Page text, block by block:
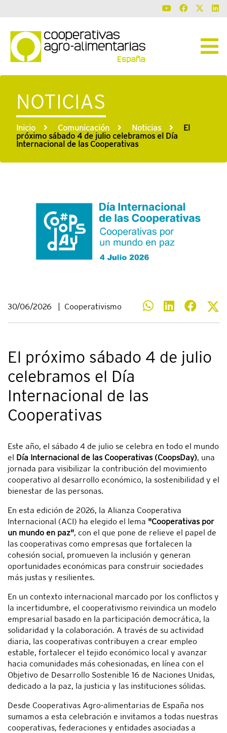
NOTICIAS
Inicio Comunicación Noticias
El
próximo sábado 4 de julio celebramos el Día
Internacional de las Cooperativas
30/06/2026 Cooperativismo
El próximo sábado 4 de julio
celebramos el Día
Internacional de las
Cooperativas
Este año, el sábado 4 de julio se celebra en todo el mundo
el Día Internacional de las Cooperativas (CoopsDay), una
jornada para visibilizar la contribución del movimiento
cooperativo al desarrollo económico, la sostenibilidad y el
bienestar de las personas.
En esta edición de 2026, la Alianza Cooperativa
Internacional (ACI) ha elegido el lema "Cooperativas por
un mundo en paz", con el que pone de relieve el papel de
las cooperativas como empresas que fortalecen la
cohesión social, promueven la inclusión y generan
oportunidades económicas para construir sociedades
más justas y resilientes.
En un contexto internacional marcado por los conflictos y
la incertidumbre, el cooperativismo reivindica un modelo
empresarial basado en la participación democrática, la
solidaridad y la colaboración. A través de su actividad
diaria, las cooperativas contribuyen a crear empleo
estable, fortalecer el tejido económico local y avanzar
hacia comunidades más cohesionadas, en línea con el
Objetivo de Desarrollo Sostenible 16 de Naciones Unidas,
dedicado a la paz, la justicia y las instituciones sólidas.
Desde Cooperativas Agro-alimentarias de España nos
sumamos a esta celebración e invitamos a todas nuestras
cooperativas, federaciones y entidades asociadas a